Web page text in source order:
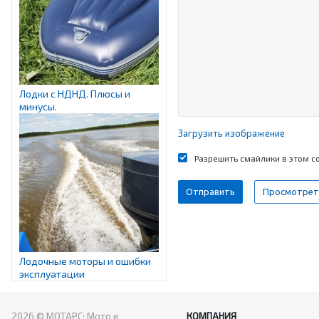
Лодки с НДНД. Плюсы и
минусы.
Лодочные моторы и ошибки
эксплуатации
Загрузить изображение
Разрешить смайлики в этом
2026 © МОТАРС: Мото и КОМПАНИЯ